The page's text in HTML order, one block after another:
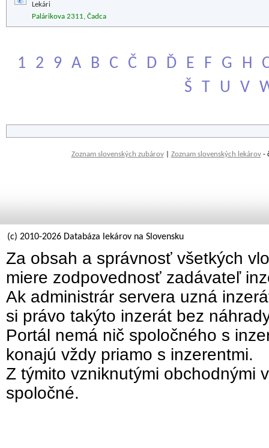
Lekári
Palárikova 2311, Čadca
1 2 9 A B C Č D Ď E F G H
Š
T U V
Zoznam slovenských zubárov| Zoznam slovenských lekárov-
(c) 2010-2026 Databáza lekárov na Slovensku
Za obsah a správnosť všetkých
miere zodpovednosť zadávateľ
Ak administrár servera uzná
si právo takýto inzerát bez
Portál nemá nič spoločného s
konajú vždy priamo s inzerentmi.
Z týmito vzniknutými obchodnými
spoločné.